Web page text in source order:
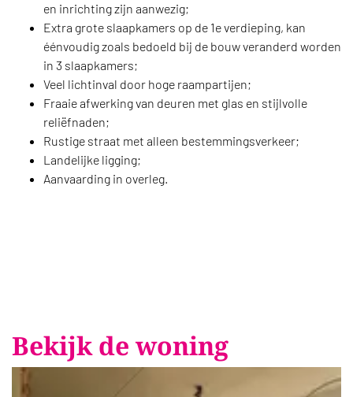
en inrichting zijn aanwezig;
Extra grote slaapkamers op de 1e verdieping, kan
éénvoudig zoals bedoeld bij de bouw veranderd worden
in 3 slaapkamers;
Veel lichtinval door hoge raampartijen;
Fraaie afwerking van deuren met glas en stijlvolle
reliëfnaden;
Rustige straat met alleen bestemmingsverkeer;
Landelijke ligging;
Aanvaarding in overleg.
Bekijk de woning
Foto